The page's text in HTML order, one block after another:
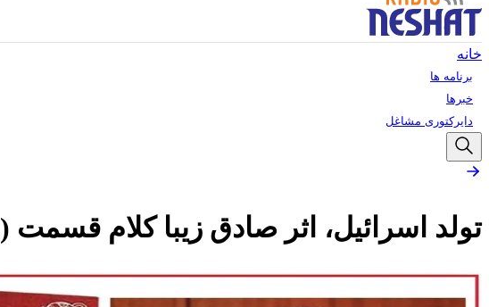
خانه
برنامه ها
خبرها
دایرکتوری مشاغل
تولد اسرائیل، اثر صادق زیبا کلام قسمت (19)